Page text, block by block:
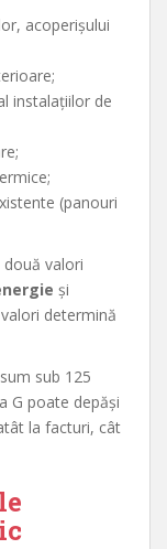
acoperișului
instalațiilor de
(panouri
valori
și
determină
sub 125
G poate depăși
la facturi, cât